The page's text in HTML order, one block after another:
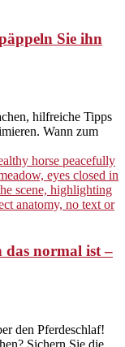
Sie ihn
hilfreiche Tipps
Wann zum
normal ist –
den Pferdeschlaf!
Sichern Sie die